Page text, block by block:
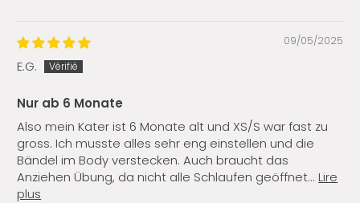
09/05/2025
E.G.
Nur ab 6 Monate
Also mein Kater ist 6 Monate alt und XS/S war fast zu
gross. Ich musste alles sehr eng einstellen und die
Bändel im Body verstecken. Auch braucht das
Anziehen Übung, da nicht alle Schlaufen geöffnet... Lire
plus